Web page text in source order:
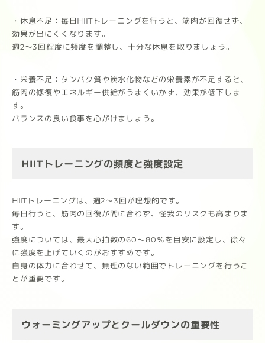
・休息不足：毎日HIITトレーニングを行うと、筋肉が回復せず、
効果が出にくくなります。
週2～3回程度に頻度を調整し、十分な休息を取りましょう。
・栄養不足：タンパク質や炭水化物などの栄養素が不足すると、
筋肉の修復やエネルギー供給がうまくいかず、効果が低下しま
す。
バランスの良い食事を心がけましょう。
HIITトレーニングの頻度と強度設定
HIITトレーニングは、週2～3回が理想的です。
毎日行うと、筋肉の回復が間に合わず、怪我のリスクも高まりま
す。
強度については、最大心拍数の60～80％を目安に設定し、徐々
に強度を上げていくのがおすすめです。
自身の体力に合わせて、無理のない範囲でトレーニングを行うこ
とが重要です。
ウォーミングアップとクールダウンの重要性